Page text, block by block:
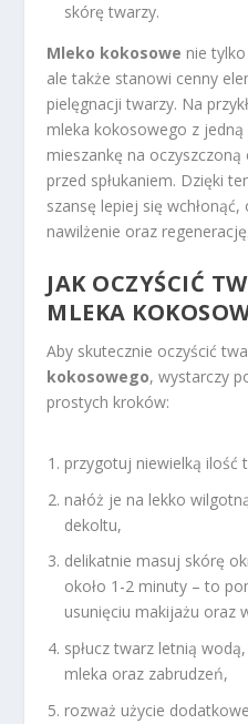
skórę twarzy.
Mleko kokosowe nie
ale także stanowi cenny
pielęgnacji twarzy. Na
mleka kokosowego z jedną
mieszankę na
przed spłukaniem. Dzięki
szansę lepiej się
nawilżenie oraz regenerację.
JAK OCZYŚCIĆ
MLEKA
Aby skutecznie oczyścić
kokosowego, wystarczy
prostych kroków:
przygotuj niewielką ilość
nałóż je na lekko
dekoltu,
delikatnie masuj skórę
około 1-2 minuty – to
usunięciu makijażu oraz
spłucz twarz letnią
mleka oraz zabrudzeń,
rozważ użycie